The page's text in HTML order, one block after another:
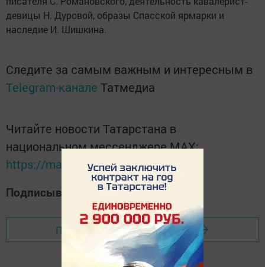
девицы Н. Дуровой, образы Спасской ярмарки и
наследие И. Шишкина.
Следите за самым важным и интересным в
Telegram-канале Татмедиа
Читайте новости Татарстана в
национальном мессенджере MАХ:
https://max.ru/tatmedia
Подписывайтесь на нашДзен-канал
Перейти на страницу новости